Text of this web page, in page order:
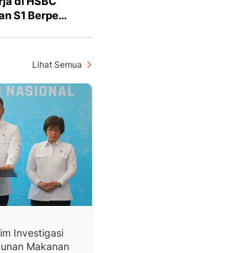
S1 Berpe…
Lihat Semua
Investigasi
Makanan